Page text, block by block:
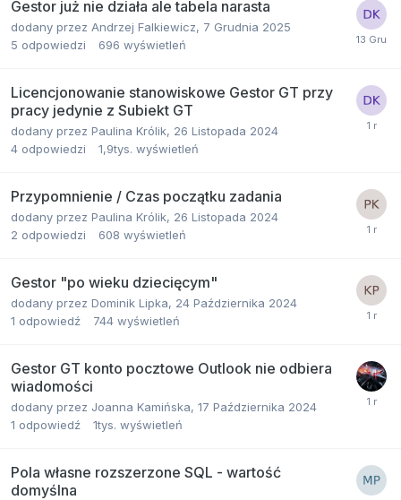
Gestor już nie działa ale tabela narasta
dodany przez Andrzej Falkiewicz, 7 Grudnia 2025
5 odpowiedzi 696 wyświetleń
Licencjonowanie stanowiskowe Gestor GT przy
pracy jedynie z Subiekt GT
dodany przez Paulina Królik, 26 Listopada 2024
4 odpowiedzi 1,9tys. wyświetleń
Przypomnienie / Czas początku zadania
dodany przez Paulina Królik, 26 Listopada 2024
2 odpowiedzi 608 wyświetleń
Gestor "po wieku dziecięcym"
dodany przez Dominik Lipka, 24 Października 2024
1 odpowiedź 744 wyświetleń
Gestor GT konto pocztowe Outlook nie odbiera
wiadomości
dodany przez Joanna Kamińska, 17 Października 2024
1 odpowiedź 1tys. wyświetleń
Pola własne rozszerzone SQL - wartość
domyślna